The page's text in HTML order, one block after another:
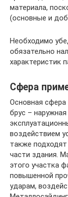
материала,
(основные и
Необходимо
обязательно
характеристик
Сфера
Основная сфера
брус –
воздействием
также
части здания.
этого участка
повышенной
ударам,